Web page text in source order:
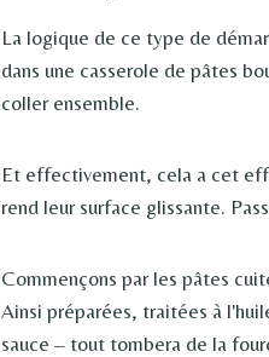
La logique de ce type de
dans une casserole de pâtes
coller ensemble.
Et effectivement, cela a cet
rend leur surface glissante.
Commençons par les pâtes
Ainsi préparées, traitées à
sauce – tout tombera de la